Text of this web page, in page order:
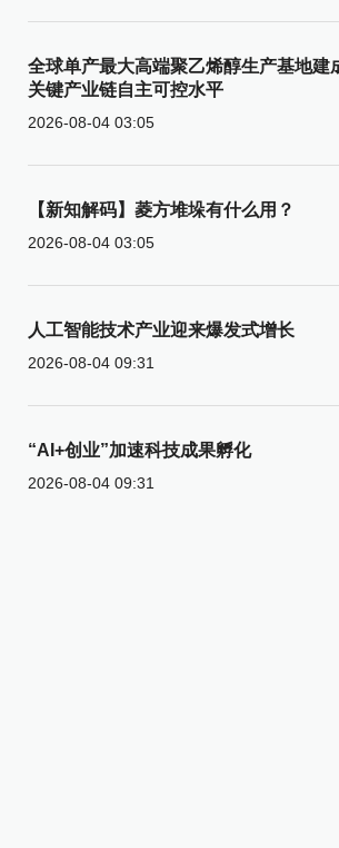
全球单产最大高端聚乙烯醇生产基地建
关键产业链自主可控水平
2026-08-04 03:05
【新知解码】菱方堆垛有什么用？
2026-08-04 03:05
人工智能技术产业迎来爆发式增长
2026-08-04 09:31
“AI+创业”加速科技成果孵化
2026-08-04 09:31